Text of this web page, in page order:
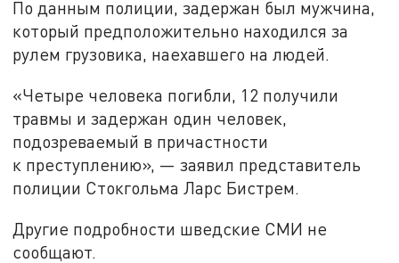
По данным полиции, задержан был мужчина,
который предположительно находился за
рулем грузовика, наехавшего на людей.
«Четыре человека погибли, 12 получили
травмы и задержан один человек,
подозреваемый в причастности
к преступлению», — заявил представитель
полиции Стокгольма Ларс Бистрем.
Другие подробности шведские СМИ не
сообщают.